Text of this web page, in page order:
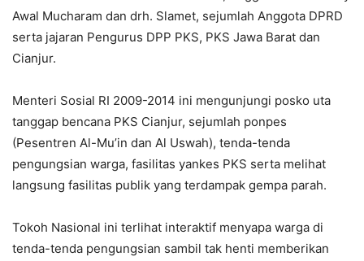
Awal Mucharam dan drh. Slamet, sejumlah Anggota DPRD
serta jajaran Pengurus DPP PKS, PKS Jawa Barat dan
Cianjur.
Menteri Sosial RI 2009-2014 ini mengunjungi posko uta
tanggap bencana PKS Cianjur, sejumlah ponpes
(Pesentren Al-Mu’in dan Al Uswah), tenda-tenda
pengungsian warga, fasilitas yankes PKS serta melihat
langsung fasilitas publik yang terdampak gempa parah.
Tokoh Nasional ini terlihat interaktif menyapa warga di
tenda-tenda pengungsian sambil tak henti memberikan